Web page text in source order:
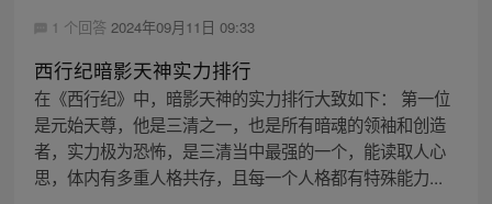
1 个回答 2024年09月11日 09:33
西行纪暗影天神实力排行
在《西行纪》中，暗影天神的实力排行大致如下： 第一位
是元始天尊，他是三清之一，也是所有暗魂的领袖和创造
者，实力极为恐怖，是三清当中最强的一个，能读取人心
思，体内有多重人格共存，且每一个人格都有特殊能力...